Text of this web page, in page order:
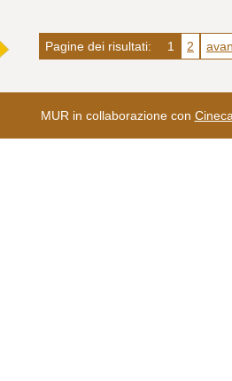
Pagine dei risultati: 1 2
MUR in collaborazione con